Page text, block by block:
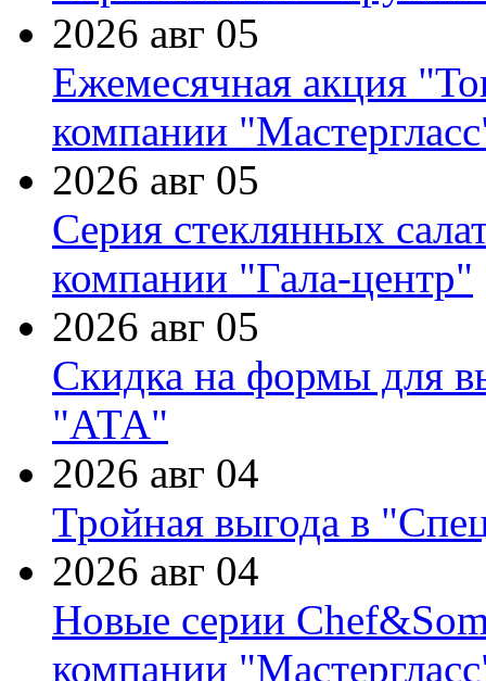
2026 авг 05
Ежемесячная акция
компании
2026 авг 05
Серия стеклянных
компании "Гала-центр"
2026 авг 05
Скидка на формы для
"АТА"
2026 авг 04
Тройная выгода в
2026 авг 04
Новые серии
компании